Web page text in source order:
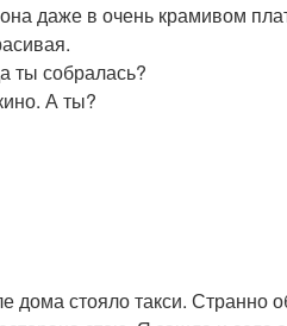
даже в очень крамивом
ты собралась?
А ты?
дома стояло такси. Странно